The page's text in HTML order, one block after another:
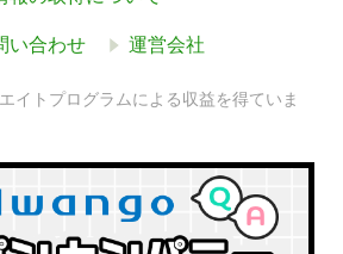
い合わせ 運営会社
イトプログラムによる収益を得ていま